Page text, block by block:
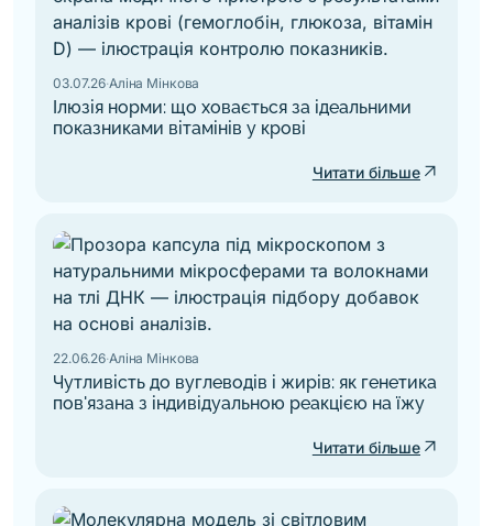
03.07.26·Аліна Мінкова
Ілюзія норми: що ховається за ідеальними
показниками вітамінів у крові
Читати більше arrow_outward
22.06.26·Аліна Мінкова
Чутливість до вуглеводів і жирів: як генетика
пов'язана з індивідуальною реакцією на їжу
Читати більше arrow_outward